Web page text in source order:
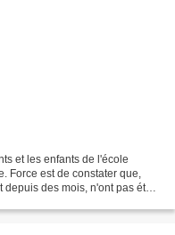
et les enfants de l'école
Force est de constater que,
des mois, n'ont pas été